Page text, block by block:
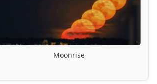
Moonrise